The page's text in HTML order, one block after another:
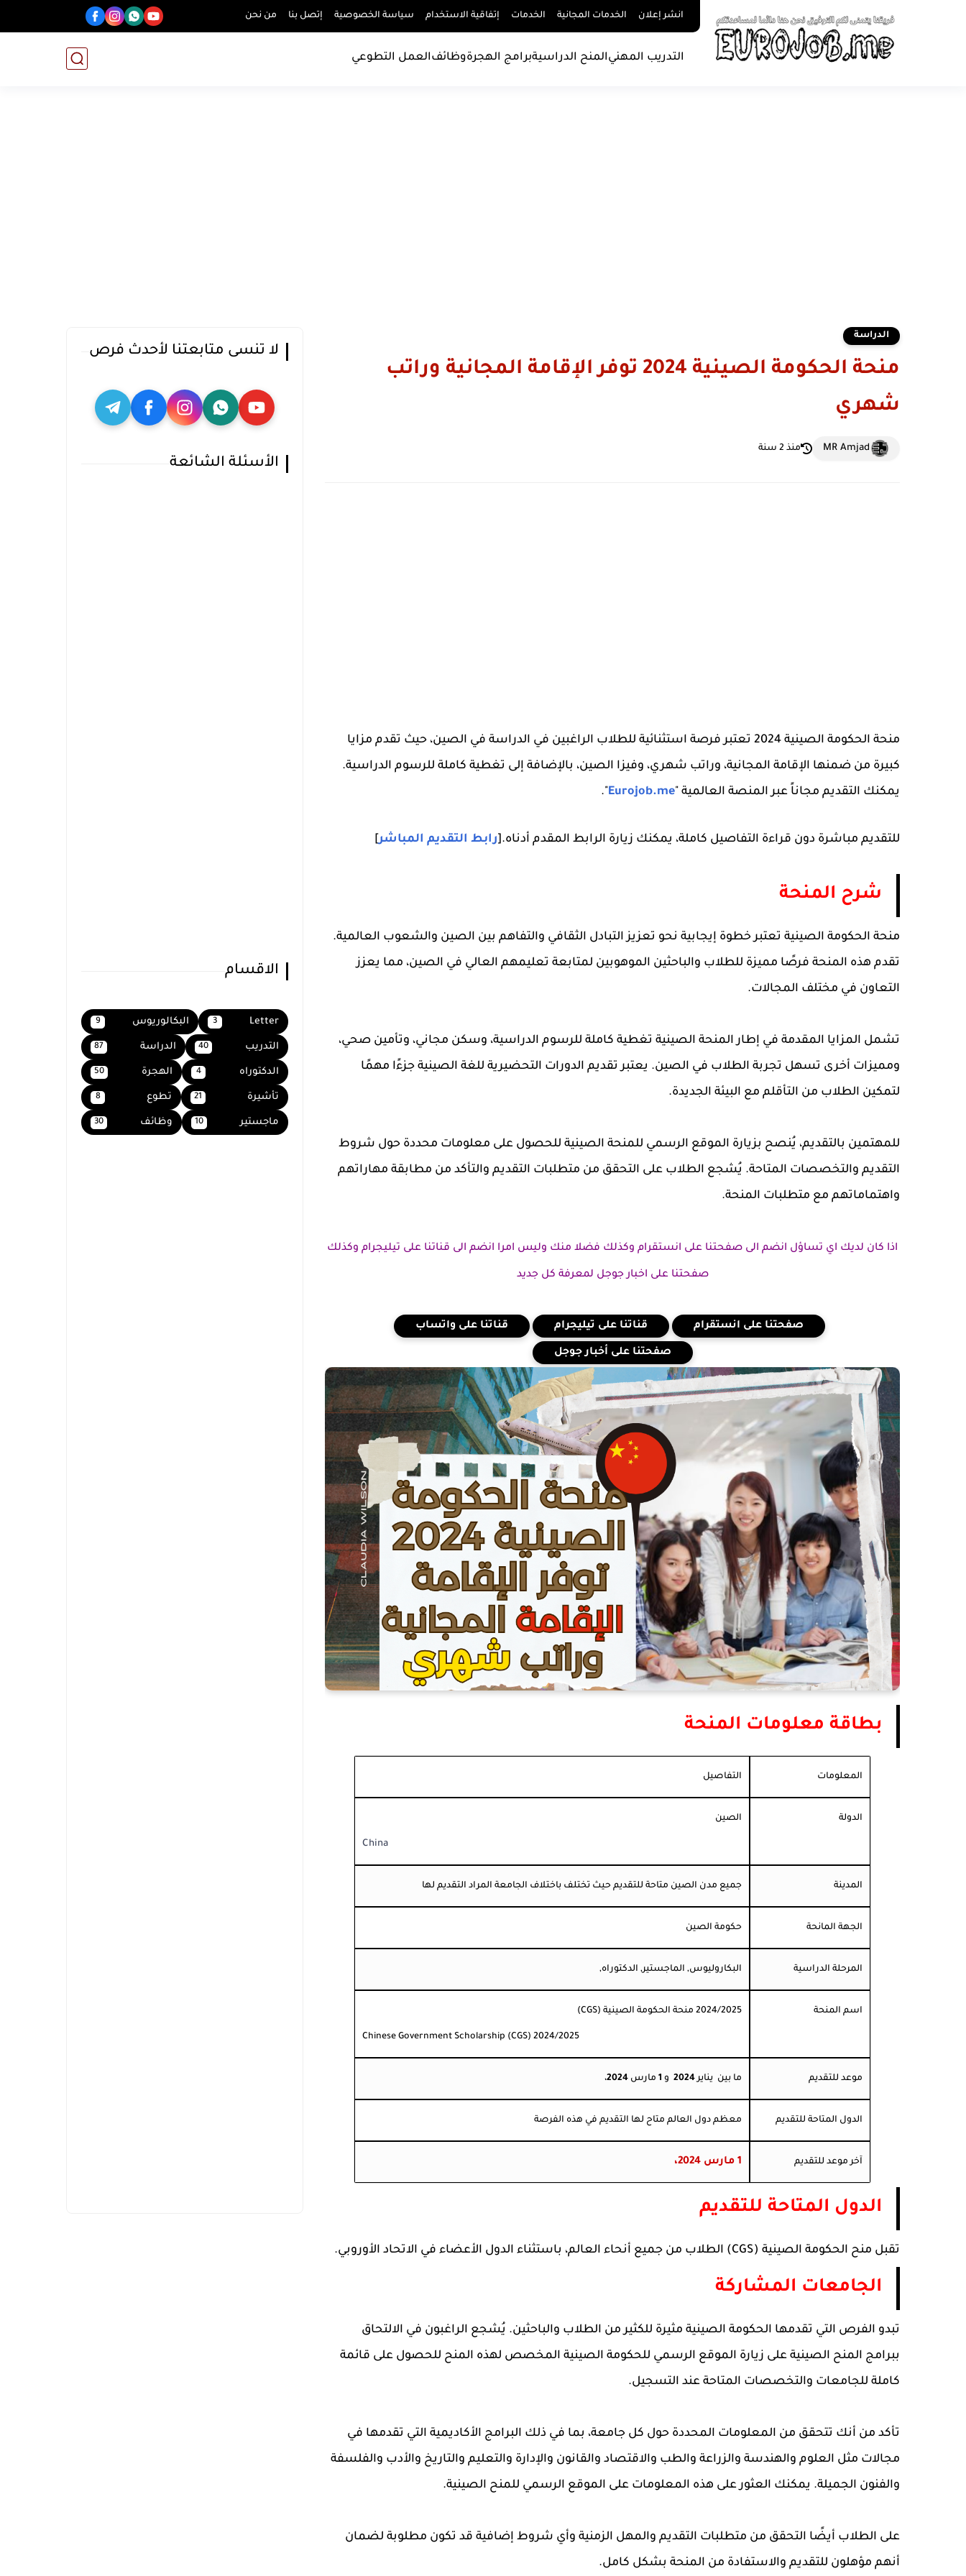
انشر إعلان الخدمات المجانية الخدمات إتفاقية الاستخدام سياسة الخصوصية إتصل بنا من نحن
التدريب المهنيالمنح الدراسيةبرامج الهجرةوظائفالعمل التطوعي
الدراسة
منحة الحكومة الصينية 2024 توفر الإقامة المجانية وراتب
شهري
MR Amjad منذ 2 سنة
منحة الحكومة الصينية 2024 تعتبر فرصة استثنائية للطلاب الراغبين في الدراسة في الصين، حيث تقدم مزايا
كبيرة من ضمنها الإقامة المجانية، وراتب شهري، وفيزا الصين، بالإضافة إلى تغطية كاملة للرسوم الدراسية.
يمكنك التقديم مجاناً عبر المنصة العالمية "Eurojob.me
".
للتقديم مباشرة دون قراءة التفاصيل كاملة، يمكنك زيارة الرابط المقدم أدناه.[رابط التقديم المباشر]
شرح المنحة
منحة الحكومة الصينية تعتبر خطوة إيجابية نحو تعزيز التبادل الثقافي والتفاهم بين الصين والشعوب العالمية.
تقدم هذه المنحة فرصًا مميزة للطلاب والباحثين الموهوبين لمتابعة تعليمهم العالي في الصين، مما يعزز
التعاون في مختلف المجالات.
تشمل المزايا المقدمة في إطار المنحة الصينية تغطية كاملة للرسوم الدراسية، وسكن مجاني، وتأمين صحي،
ومميزات أخرى تسهل تجربة الطلاب في الصين. يعتبر تقديم الدورات التحضيرية للغة الصينية جزءًا مهمًا
لتمكين الطلاب من التأقلم مع البيئة الجديدة.
للمهتمين بالتقديم، يُنصح بزيارة الموقع الرسمي للمنحة الصينية للحصول على معلومات محددة حول شروط
التقديم والتخصصات المتاحة. يُشجع الطلاب على التحقق من متطلبات التقديم والتأكد من مطابقة مهاراتهم
واهتماماتهم مع متطلبات المنحة.
اذا كان لديك اي تساؤل انضم الى صفحتنا على انستقرام وكذلك فضلا منك وليس امرا انضم الى قناتنا على تيليجرام وكذلك
صفحتنا على اخبار جوجل لمعرفة كل جديد
صفحتنا على انستقرام قناتنا على تيليجرام قناتنا على واتساب
صفحتنا على أخبار جوجل
بطاقة معلومات المنحة
المعلومات التفاصيل
الدولة الصين
China
المدينة جميع مدن الصين متاحة للتقديم حيث تختلف باختلاف الجامعة المراد التقديم لها
الجهة المانحة حكومة الصين
المرحلة الدراسية البكاروليوس, الماجستير, الدكتوراه,
اسم المنحة 2024/2025 منحة الحكومة الصينية (CGS)
2024/2025 Chinese Government Scholarship (CGS)
موعد للتقديم ما بين يناير2024 و 1 مارس 2024،
الدول المتاحة للتقديم معظم دول العالم متاح لها التقديم في هذه الفرصة
آخر موعد للتقديم 1 مارس 2024،
الدول المتاحة للتقديم
تقبل منح الحكومة الصينية (CGS) الطلاب من جميع أنحاء العالم، باستثناء الدول الأعضاء في الاتحاد الأوروبي.
الجامعات المشاركة
تبدو الفرص التي تقدمها الحكومة الصينية مثيرة للكثير من الطلاب والباحثين. يُشجع الراغبون في الالتحاق
ببرامج المنح الصينية على زيارة الموقع الرسمي للحكومة الصينية المخصص لهذه المنح للحصول على قائمة
كاملة للجامعات والتخصصات المتاحة عند التسجيل.
تأكد من أنك تتحقق من المعلومات المحددة حول كل جامعة، بما في ذلك البرامج الأكاديمية التي تقدمها في
مجالات مثل العلوم والهندسة والزراعة والطب والاقتصاد والقانون والإدارة والتعليم والتاريخ والأدب والفلسفة
والفنون الجميلة. يمكنك العثور على هذه المعلومات على الموقع الرسمي للمنح الصينية.
على الطلاب أيضًا التحقق من متطلبات التقديم والمهل الزمنية وأي شروط إضافية قد تكون مطلوبة لضمان
أنهم مؤهلون للتقديم والاستفادة من المنحة بشكل كامل.
لا تنسى متابعتنا لأحدث فرص
الأسئلة الشائعة
الاقسام
Letter
3 البكالوريوس 9
التدريب 40 الدراسة 87
الدكتوراه 4 الهجرة 50
تأشيرة 21 تطوع 8
ماجستير 10 وظائف 30